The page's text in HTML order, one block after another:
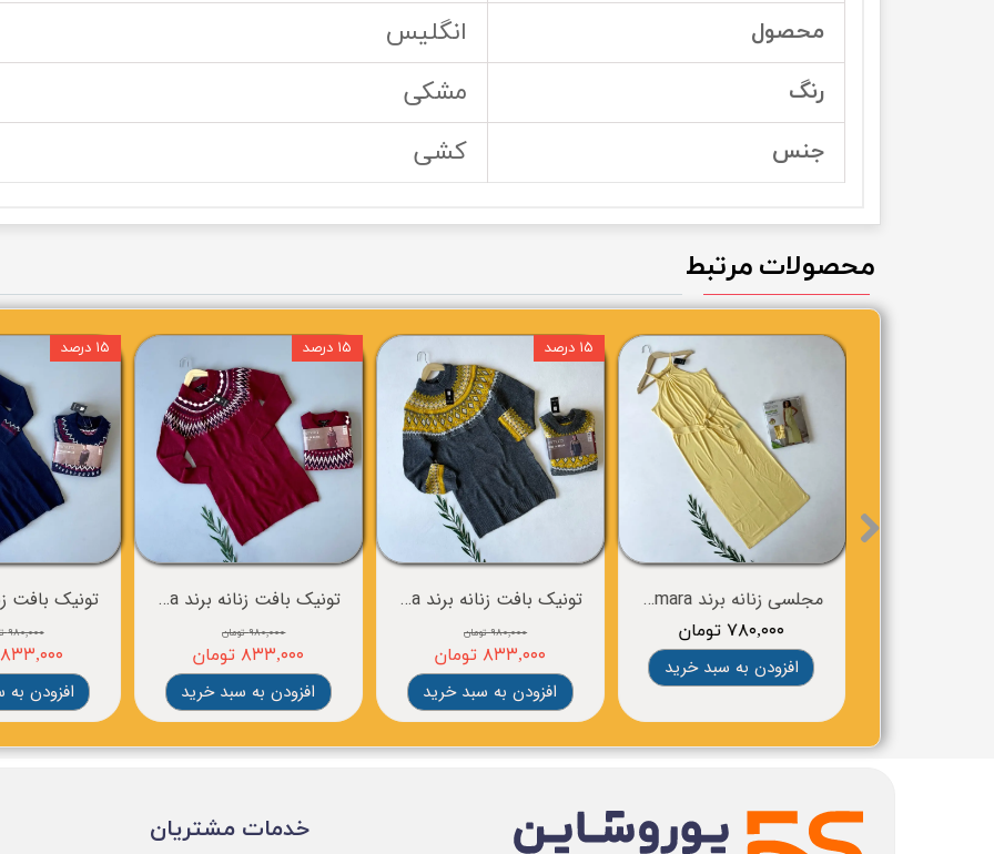
محصول انگلیس
رنگ مشکی
جنس کشی
۹۸۰,۰۰۰ تومان
۸۳۳,۰۰۰ تومان
افزودن
۱۵ درصد
تونیک بافت زنانه برند esmara
۹۸۰,۰۰۰ تومان
۸۳۳,۰۰۰ تومان
افزودن به سبد خرید
۱۵ درصد
تونیک بافت زنانه برند esmara
۹۸۰,۰۰۰ تومان
۸۳۳,۰۰۰ تومان
افزودن به سبد خرید
۱۵ درصد
مجلسی زنانه برند esmara
۷۸۰,۰۰۰ تومان
افزودن به سبد خرید
محصولات مرتبط
​خدمات مشتریان